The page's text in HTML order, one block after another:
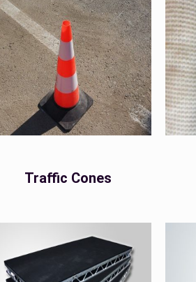
Traffic Cones